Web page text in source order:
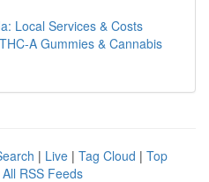
Local Services & Costs
A Gummies & Cannabis
| Live | Tag Cloud | Top
All RSS Feeds